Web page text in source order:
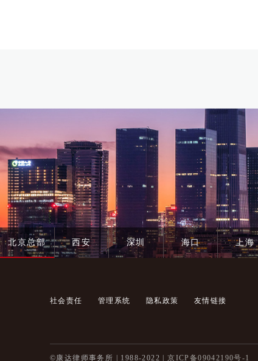
北京总部 西安 深圳 海口 上海
社会责任 管理系统 隐私政策 友情链接
©康达律师事务所 | 1988-2022 |京ICP备09042190号-1